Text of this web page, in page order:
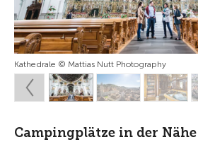
Kathedrale © Mattias Nutt Photography
Campingplätze in der Nähe